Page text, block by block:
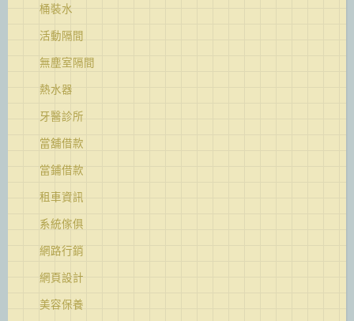
桶裝水
活動隔間
無塵室隔間
熱水器
牙醫診所
當舖借款
當鋪借款
租車資訊
系統傢俱
網路行銷
網頁設計
美容保養